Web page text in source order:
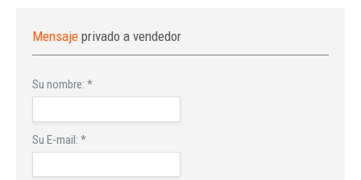
Mensaje privado a vendedor
Su nombre: *
Su E-mail: *